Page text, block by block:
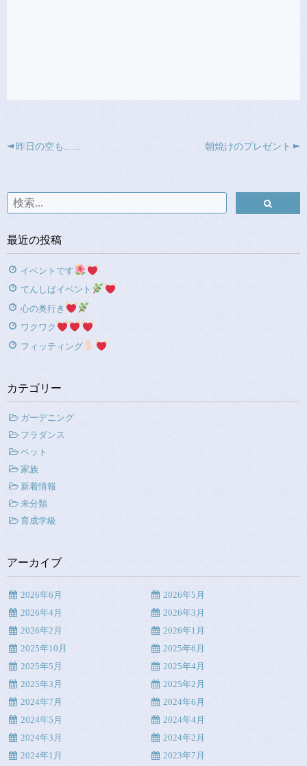
昨日の空も...... 朝焼けのプレゼント
最近の投稿
イベントです
てんしばイベント
心の奥行き
ワクワク
フィッティング
カテゴリー
ガーデニング
フラダンス
ペット
家族
新着情報
未分類
育成学級
アーカイブ
2026年6月
2026年5月
2026年4月
2026年3月
2026年2月
2026年1月
2025年10月
2025年6月
2025年5月
2025年4月
2025年3月
2025年2月
2024年7月
2024年6月
2024年5月
2024年4月
2024年3月
2024年2月
2024年1月
2023年7月